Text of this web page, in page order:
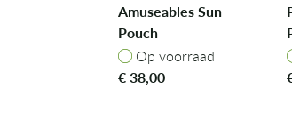
Amuseables Sun
Pouch
Op voorraad
Op voorraad
€38,00